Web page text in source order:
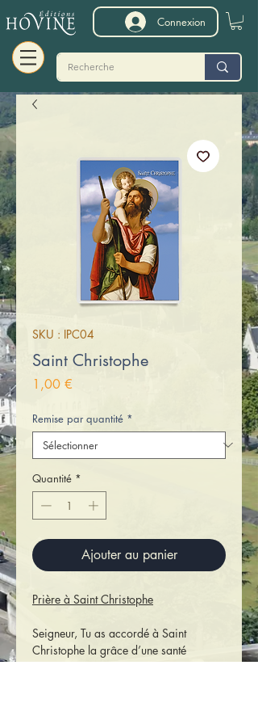
Connexion
SKU : IPC04
Saint Christophe
1,00 €
Remise par quantité *
Quantité *
Ajouter au panier
Prière à Saint Christophe
Seigneur, Tu as accordé à Saint
Christophe la grâce d’une santé